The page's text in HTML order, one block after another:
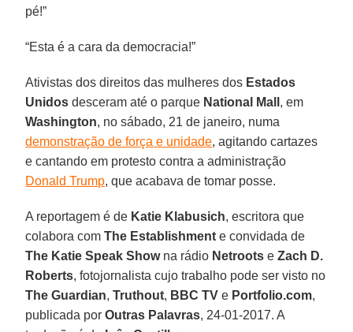
pé!”
“Esta é a cara da democracia!”
Ativistas dos direitos das mulheres dos Estados
Unidos desceram até o parque National Mall , em
Washington, no sábado, 21 de janeiro, numa
demonstração de força e unidade, agitando cartazes
e cantando em protesto contra a administração
Donald Trump, que acabava de tomar posse.
A reportagem é de Katie Klabusich, escritora que
colabora comThe Establishment e convidada de
The Katie Speak Showna rádio Netroots eZach D.
Roberts, fotojornalista cujo trabalho pode ser visto no
The Guardian,Truthout, BBC TV e Portfolio.com,
publicada porOutras Palavras, 24-01-2017. A